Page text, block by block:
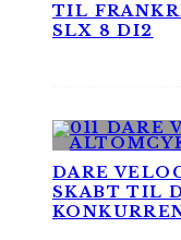
TIL
SLX 8 DI2
DARE
SKABT TIL